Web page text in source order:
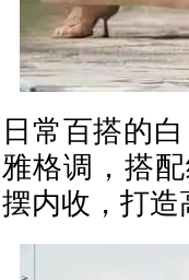
日常百搭的
雅格调，搭
摆内收，打